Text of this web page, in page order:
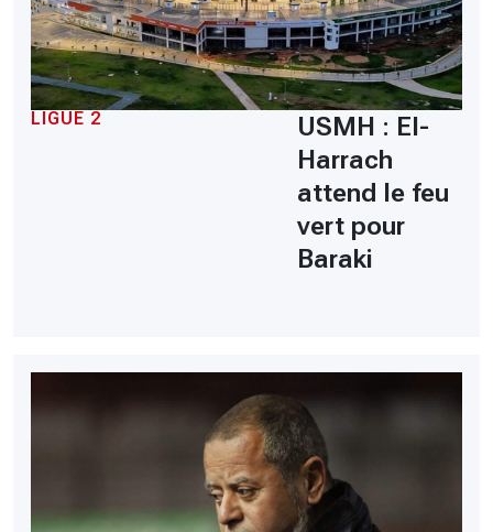
LIGUE 2
USMH : El-
Harrach
attend le feu
vert pour
Baraki